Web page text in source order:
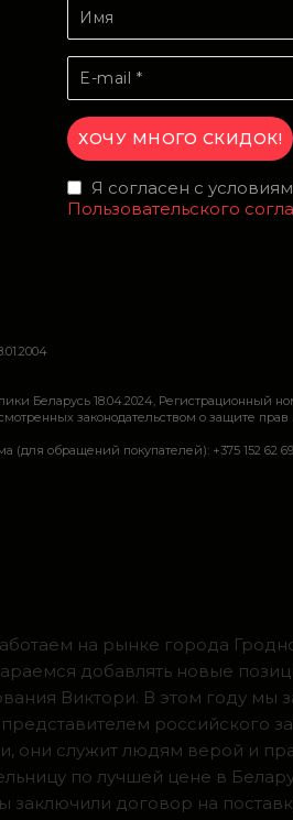
Я согласен с
Пользовательского
Беларусь 18.04.2024, Регистрационный
законодательством о защите прав
покупателей): +375 152 62 69
на рынке города
добавлять новые
Виктори. В этом году мы
российского
они служит людям верой и
по лучшей цене в
договор на